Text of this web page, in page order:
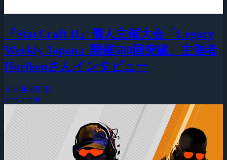
『StarCraft II』個人主催大会「Legacy
Weekly Japan」開催500回突破、主催者
Horikenさんインタビュー
2026年8月5日
StarCraft II